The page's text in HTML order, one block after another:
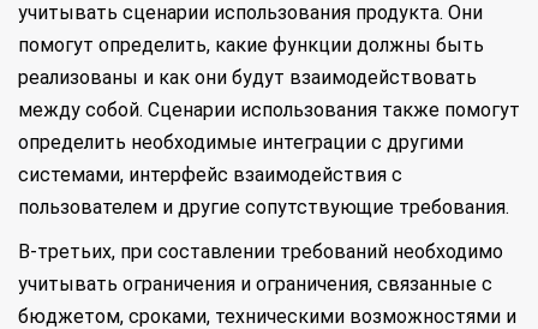
учитывать сценарии использования продукта. Они
помогут определить, какие функции должны быть
реализованы и как они будут взаимодействовать
между собой. Сценарии использования также помогут
определить необходимые интеграции с другими
системами, интерфейс взаимодействия с
пользователем и другие сопутствующие требования.
В-третьих, при составлении требований необходимо
учитывать ограничения и ограничения, связанные с
бюджетом, сроками, техническими возможностями и